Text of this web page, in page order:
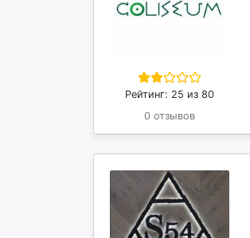
Рейтинг: 25 из 80
0 отзывов